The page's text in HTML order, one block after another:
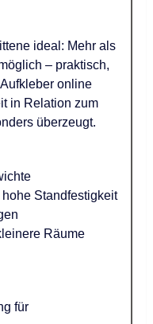
ideal: Mehr als
– praktisch,
online
in Relation zum
überzeugt.
Standfestigkeit
Räume
für